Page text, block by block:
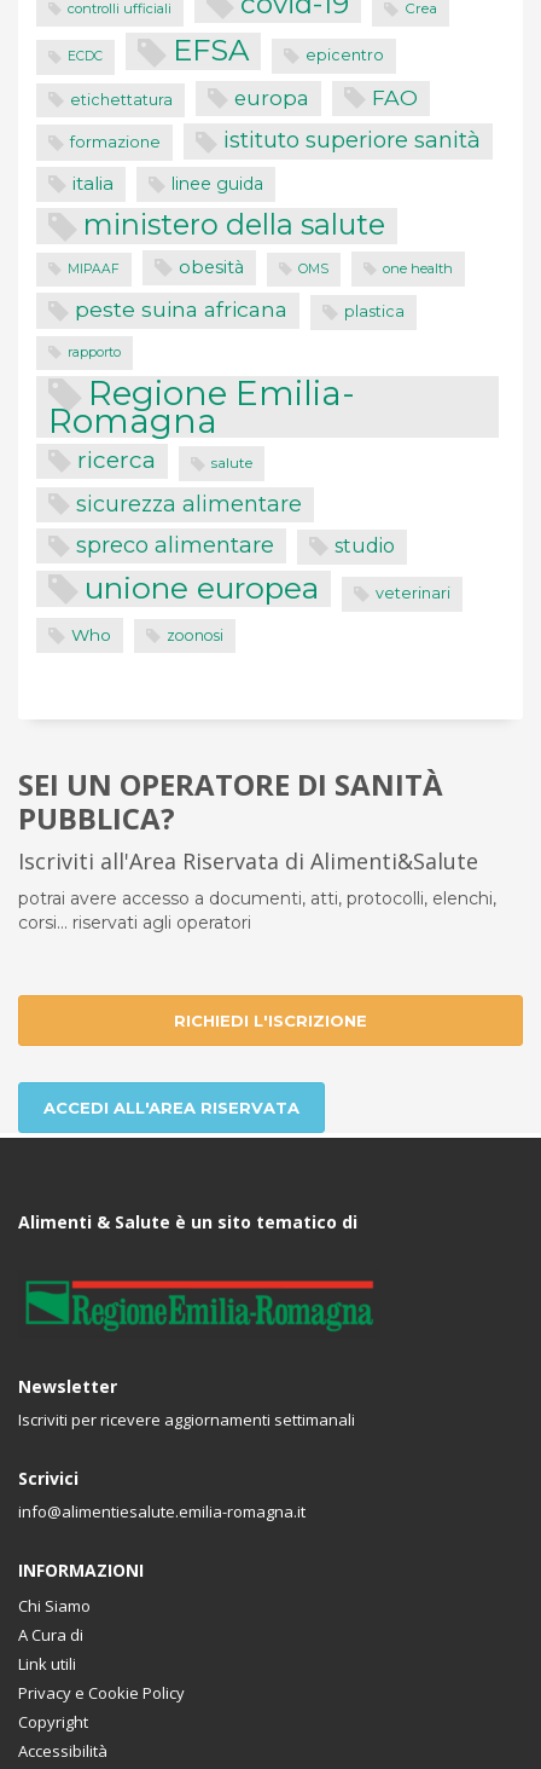
controlli ufficiali Crea
ECDC EFSA epicentro
etichettatura europa FAO
formazione istituto superiore sanità
italia linee guida
ministero della salute
MIPAAF obesità OMS one health
peste suina africana plastica
rapporto
Regione Emilia-
Romagna
ricerca salute
sicurezza alimentare
spreco alimentare studio
unione europea veterinari
Who zoonosi
SEI UN OPERATORE DI SANITÀ
PUBBLICA?
Iscriviti all'Area Riservata di Alimenti&Salute
potrai avere accesso a documenti, atti, protocolli, elenchi,
corsi... riservati agli operatori
RICHIEDI L'ISCRIZIONE
ACCEDI ALL'AREA RISERVATA
Alimenti & Salute è un sito tematico di
Newsletter
Iscriviti per ricevere aggiornamenti settimanali
Scrivici
info@alimentiesalute.emilia-romagna.it
INFORMAZIONI
Chi Siamo
A Cura di
Link utili
Privacy e Cookie Policy
Copyright
Accessibilità